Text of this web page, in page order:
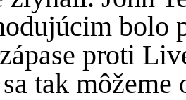
bolo
proti
tak